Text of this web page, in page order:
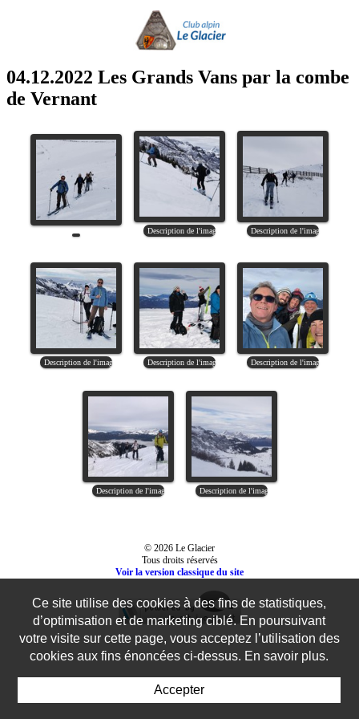
04.12.2022 Les Grands Vans par la combe
de Vernant
© 2026 Le Glacier
Tous droits réservés
Voir la version classique du site
Ce site utilise des cookies à des fins de statistiques,
d’optimisation et de marketing ciblé. En poursuivant
votre visite sur cette page, vous acceptez l’utilisation des
cookies aux fins énoncées ci-dessus. En savoir plus.
Accepter